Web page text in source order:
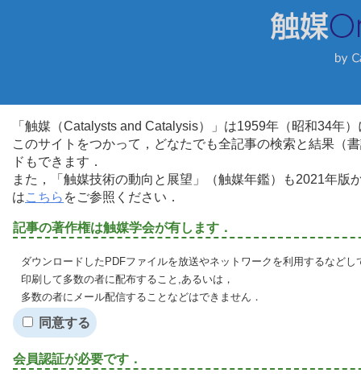
「触媒（Catalysts and Catalysis）」は1959年（昭和34年
このサイトをつかって，どなたでも全記事の検索と結果（
ドもできます．
また，「触媒技術の動向と展望」（触媒年鑑）も2021年
はこちら をご参照ください．
記事の著作権は触媒学会が有します．
ダウンロードしたPDFファイルを放送やネットワークを利用するなど
印刷して多数の者に配布すること,あるいは，
多数の者にメール配信することなどはできません．
同意する
会員認証が必要です．